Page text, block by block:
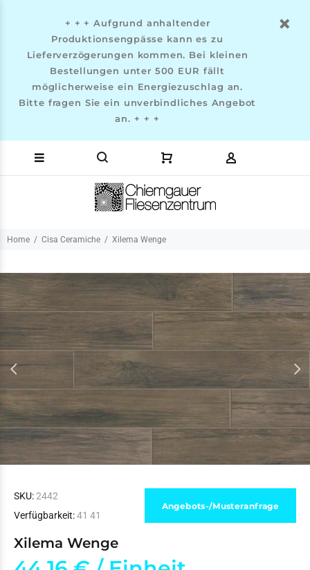
+ + + Aufgrund anhaltender
Produktionsengpässe kann es zu
Lieferverzögerungen kommen. Bei kleinen
Bestellungen unter 500 EUR fällt
möglicherweise ein Energiezuschlag an.
Bitte fragen Sie ein unverbindliches Angebot
an. + + +
Home Cisa Ceramiche Xilema Wenge
Angebots-/Musteranfrage
SKU:2442
Verfügbarkeit:41 41
Xilema Wenge